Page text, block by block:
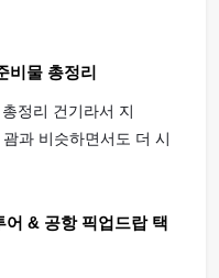
비물 총정리
정리 건기라서 지
과 비슷하면서도 더 시
어 & 공항 픽업드랍 택